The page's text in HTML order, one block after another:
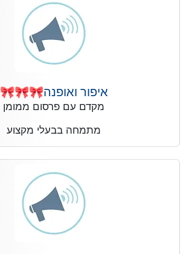
איפור ואופנה🎀🎀🎀
מקדם עם פרסום ממומן
מתמחה בבעלי מקצוע